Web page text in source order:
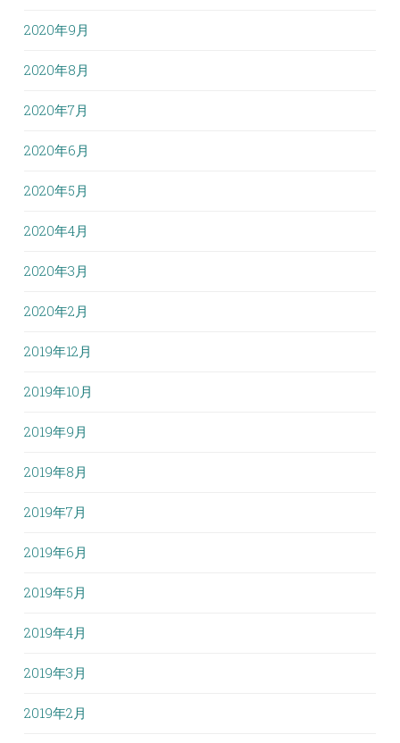
2020年9月
2020年8月
2020年7月
2020年6月
2020年5月
2020年4月
2020年3月
2020年2月
2019年12月
2019年10月
2019年9月
2019年8月
2019年7月
2019年6月
2019年5月
2019年4月
2019年3月
2019年2月